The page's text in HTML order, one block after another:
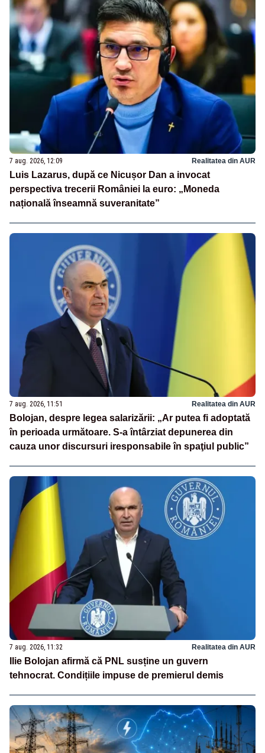
7 aug. 2026, 12:09 Realitatea din AUR
Luis Lazarus, după ce Nicușor Dan a invocat
perspectiva trecerii României la euro: „Moneda
națională înseamnă suveranitate”
7 aug. 2026, 11:51 Realitatea din AUR
Bolojan, despre legea salarizării: „Ar putea fi adoptată
în perioada următoare. S-a întârziat depunerea din
cauza unor discursuri iresponsabile în spaţiul public”
7 aug. 2026, 11:32 Realitatea din AUR
Ilie Bolojan afirmă că PNL susține un guvern
tehnocrat. Condițiile impuse de premierul demis